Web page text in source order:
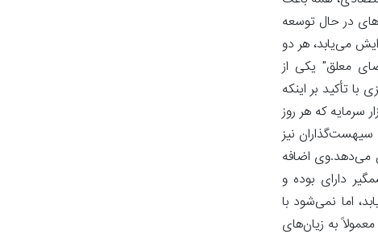
در حال توسعه
می‌یابد، هر دو
معلق" یکی از
تأکید بر اینکه
سرمایه که هر روز
سیهست‌گذاران نیز
می‌دهد.وی اضافه
دارای بوده و
اما نمی‌شود با
به زیان‌های